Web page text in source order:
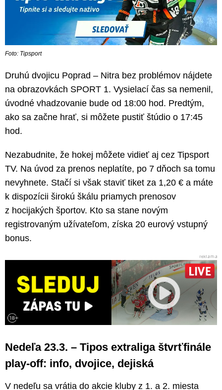
Foto: Tipsport
Druhú dvojicu Poprad – Nitra bez problémov nájdete
na obrazovkách SPORT 1. Vysielací čas sa nemenil,
úvodné vhadzovanie bude od 18:00 hod. Predtým,
ako sa začne hrať, si môžete pustiť štúdio o 17:45
hod.
Nezabudnite, že hokej môžete vidieť aj cez Tipsport
TV. Na úvod za prenos neplatíte, po 7 dňoch sa tomu
nevyhnete. Stačí si však staviť tiket za 1,20 € a máte
k dispozícii širokú škálu priamych prenosov
z hocijakých športov. Kto sa stane novým
registrovaným užívateľom, získa 20 eurový vstupný
bonus.
Nedeľa 23.3. – Tipos extraliga štvrťfinále
play-off: info, dvojice, dejiská
V nedeľu sa vrátia do akcie kluby z 1. a 2. miesta